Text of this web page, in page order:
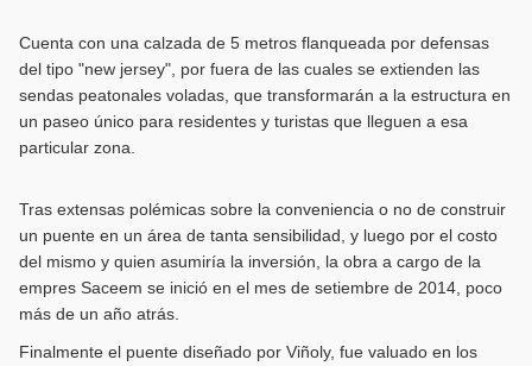
Cuenta con una calzada de 5 metros flanqueada por defensas
del tipo "new jersey", por fuera de las cuales se extienden las
sendas peatonales voladas, que transformarán a la estructura en
un paseo único para residentes y turistas que lleguen a esa
particular zona.
Tras extensas polémicas sobre la conveniencia o no de construir
un puente en un área de tanta sensibilidad, y luego por el costo
del mismo y quien asumiría la inversión, la obra a cargo de la
empres Saceem se inició en el mes de setiembre de 2014, poco
más de un año atrás.
Finalmente el puente diseñado por Viñoly, fue valuado en los